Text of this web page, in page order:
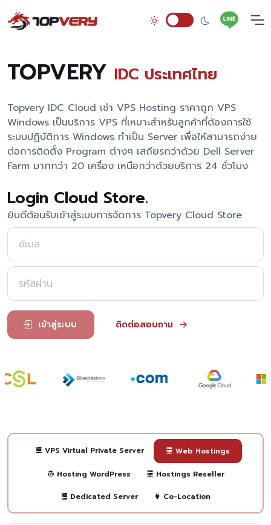
TOPVERY IDC ประเทศไทย
Topvery IDC Cloud เช่า VPS Hosting ราคาถูก VPS
Windows เป็นบริการ VPS ที่เหมาะสำหรับลูกค้าที่ต้องการใช้
ระบบปฏิบัติการ Windows ทำเป็น Server เพื่อให้สามารถง่าย
ต่อการติดตั้ง Program ต่างๆ เสถียรกว่าด้วย Dell Server
Farm มากกว่า 20 เครื่อง เหนือกว่าด้วยบริการ 24 ชั่วโมง
Login Cloud Store.
ยินดีต้อนรับเข้าสู่ระบบการจัดการ Topvery Cloud Store
เข้าสู่ระบบ ติดต่อสอบถาม
VPS Virtual Private Server Web Hostings
Hosting WordPress Hostings Reseller
Dedicated Server Co-Location